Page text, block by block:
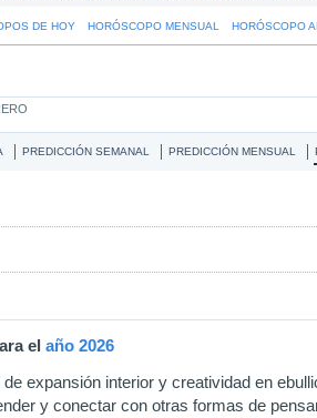
DE HOY HORÓSCOPO MENSUAL HORÓSCOPO
PREDICCIÓN SEMANAL PREDICCIÓN MENSUAL
el año 2026
expansión interior y creatividad en
y conectar con otras formas de